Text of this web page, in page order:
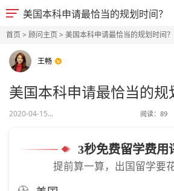
美国本科申请最恰当的规划时间？
首页> 顾问主页> 美国本科申请最恰当的规划时间？
王畅
美国本科申请最恰当的规
2020-04-15... 阅读： 89
3秒免费留学费用
提前算一算，出国留学要